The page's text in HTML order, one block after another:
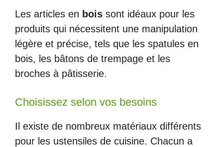
Les articles en bois sont idéaux pour les
produits qui nécessitent une manipulation
légère et précise, tels que les spatules en
bois, les bâtons de trempage et les
broches à pâtisserie.
Choisissez selon vos besoins
Il existe de nombreux matériaux différents
pour les ustensiles de cuisine. Chacun a